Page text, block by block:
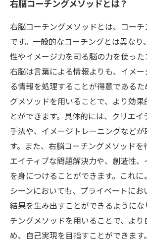
右脳コーチングメソッドとは？
右脳コーチングメソッドとは、コー
です。一般的なコーチングとは異な
性やイメージ力を司る脳の力を使った
右脳は言葉による情報よりも、イメ
る情報を処理することが得意である
グメソッドを用いることで、より効
とができます。具体的には、クリエ
手法や、イメージトレーニングなど
す。また、右脳コーチングメソッドを
エイティブな問題解決力や、創造性
を身につけることができます。これに
シーンにおいても、プライベートにお
結果を生み出すことができるようにな
チングメソッドを用いることで、よ
め、自己実現を目指すことができます。